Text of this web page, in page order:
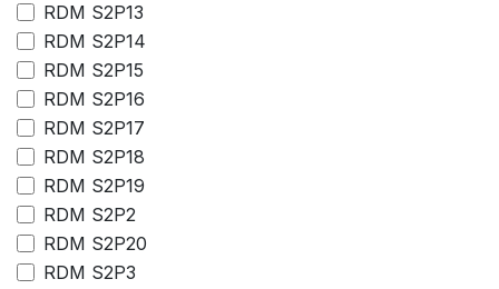
RDM S2P13
RDM S2P14
RDM S2P15
RDM S2P16
RDM S2P17
RDM S2P18
RDM S2P19
RDM S2P2
RDM S2P20
RDM S2P3